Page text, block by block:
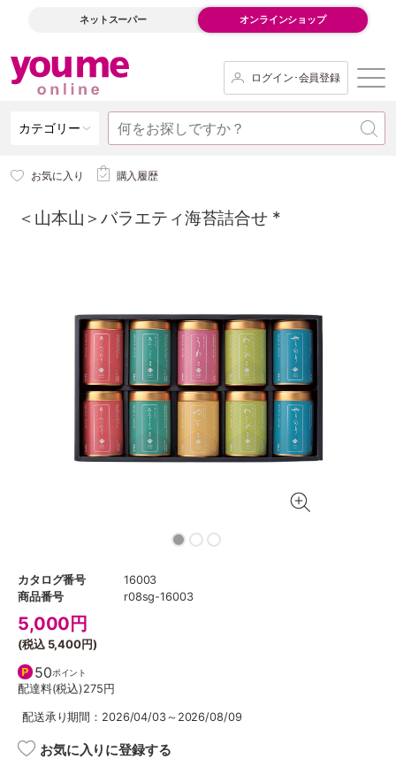
ネットスーパー オンラインショップ
ログイン･会員登録
カテゴリー
お気に入り 購入履歴
＜山本山＞バラエティ海苔詰合せ *
カタログ番号
16003
商品番号
r08sg-16003
5,000 円
(税込 5,400円)
50ポイント
配達料(税込)275円
配送承り期間：2026/04/03～2026/08/09
お気に入りに登録する